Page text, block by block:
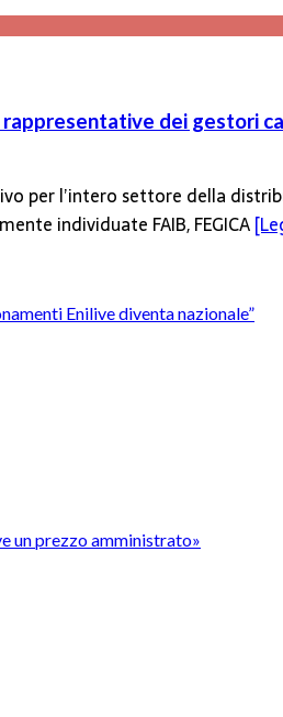
rappresentative dei gestori
per l’intero settore della
individuate FAIB, FEGICA
Enilive diventa nazionale”
un prezzo amministrato»